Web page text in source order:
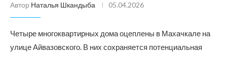
Автор Наталья Шкандыба 05.04.2026
Четыре многоквартирных дома оцеплены в Махачкале на
улице Айвазовского. В них сохраняется потенциальная